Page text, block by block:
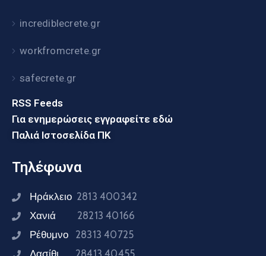
incrediblecrete.gr
workfromcrete.gr
safecrete.gr
RSS Feeds
Για ενημερώσεις εγγραφείτε εδώ
Παλιά Ιστοσελίδα ΠΚ
Τηλέφωνα
Ηράκλειο 2813 400342
Χανιά 28213 40166
Ρέθυμνο 28313 40725
Λασίθι 28413 40455